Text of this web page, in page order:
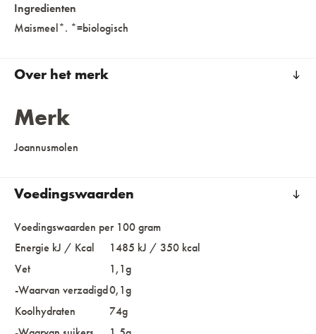
Ingredienten
Maismeel*. *=biologisch
Over het merk
Merk
Joannusmolen
Voedingswaarden
Voedingswaarden per 100 gram
Energie kJ / Kcal
1485 kJ / 350 kcal
Vet
1,1g
-Waarvan verzadigd0,1g
Koolhydraten
74g